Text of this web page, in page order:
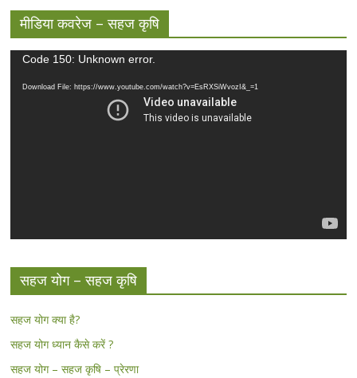
मीडिया कवरेज – सहज कृषि
Video
Code 150: Unknown error.
Download File: https://www.youtube.com/watch?v=EsRXSiWvozI&_=1
सहज योग – सहज कृषि
सहज योग क्या है?
सहज योग ध्यान कैसे करें ?
सहज योग – सहज कृषि – प्रेरणा